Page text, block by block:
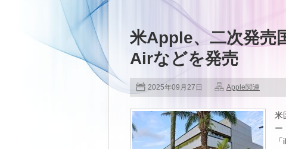
米Apple、二次発売
Airなどを発売
2025年09月27日 Apple関連
米
ー